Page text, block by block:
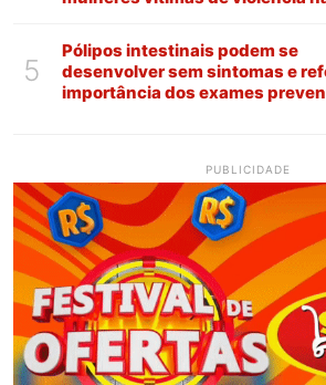
5
Pólipos intestinais podem se
desenvolver sem sintomas e
importância dos exames
PUBLICIDADE